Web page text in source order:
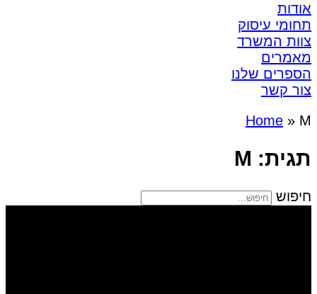
אודות
תחומי עיסוק
צוות המשרד
מאמרים
הספרים שלנו
צור קשר
Home » M
תגית: M
חיפוש